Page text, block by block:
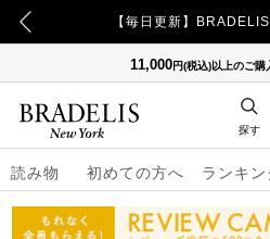
【500ポイント】LINE ID
11,000円(税込)以上のご購
読み物 初めての方へ ランキン
探す